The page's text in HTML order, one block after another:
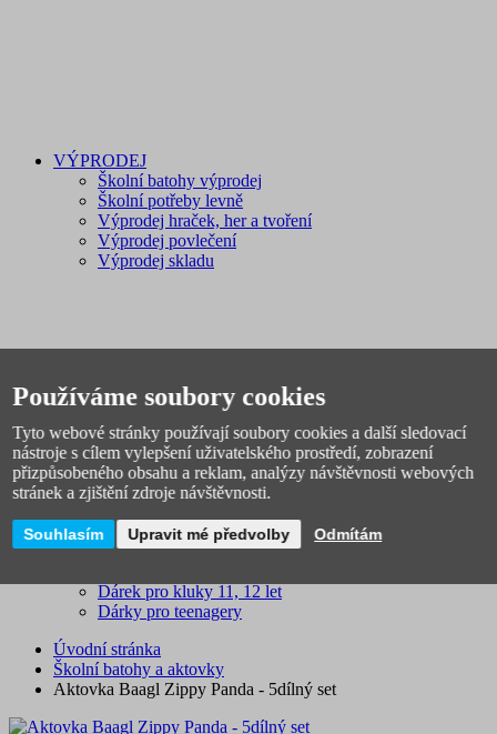
VÝPRODEJ
Školní batohy výprodej
Školní potřeby levně
Výprodej hraček, her a tvoření
Výprodej povlečení
Výprodej skladu
Dárky pro děti
Dárek pro holčičku 3, 4, 5 let
Dárek pro holku 6, 7 let
Dárek pro 8, 9, 10letou holku
Dárek pro kluka 3, 4, 5 let
Dárek pro kluka 6, 7 let
Dárek pro kluky 11, 12 let
Dárky pro teenagery
Úvodní stránka
Školní batohy a aktovky
Aktovka Baagl Zippy Panda - 5dílný set
Používáme soubory cookies
Tyto webové stránky používají soubory cookies a další sledovací
nástroje s cílem vylepšení uživatelského prostředí, zobrazení
přizpůsobeného obsahu a reklam, analýzy návštěvnosti webových
stránek a zjištění zdroje návštěvnosti.
Souhlasím Upravit mé předvolby Odmítám